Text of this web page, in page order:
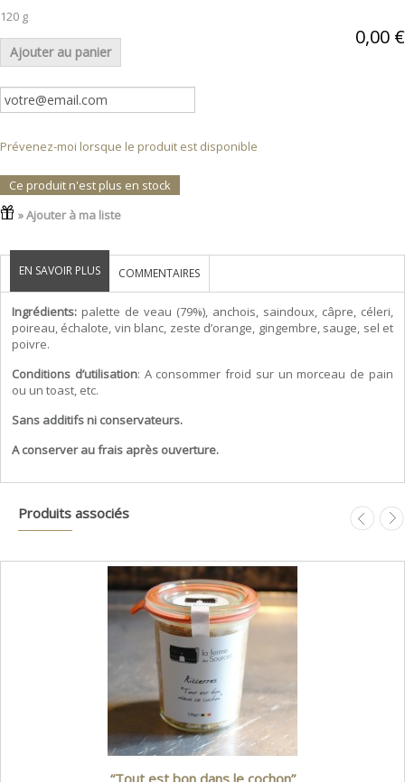
120 g
0,00 €
Ajouter au panier
Prévenez-moi lorsque le produit est disponible
Ce produit n'est plus en stock
» Ajouter à ma liste
EN SAVOIR PLUS COMMENTAIRES
Ingrédients: palette de veau (79%), anchois, saindoux, câpre, céleri,
poireau, échalote, vin blanc, zeste d’orange, gingembre, sauge, sel et
poivre.
Conditions d’utilisation: A consommer froid sur un morceau de pain
ou un toast, etc.
Sans additifs ni conservateurs.
A conserver au frais après ouverture.
Produits associés
“Tout est bon dans le cochon”